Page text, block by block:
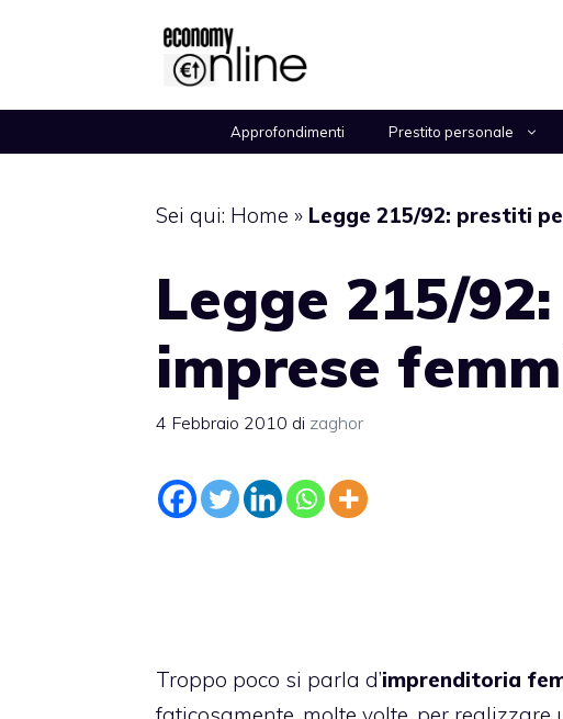
Approfondimenti Prestito personale
Sei qui: Home » Legge 215/92: prestiti
Legge 215/
imprese
4 Febbraio 2010 di zaghor
Troppo poco si parla d’imprenditoria